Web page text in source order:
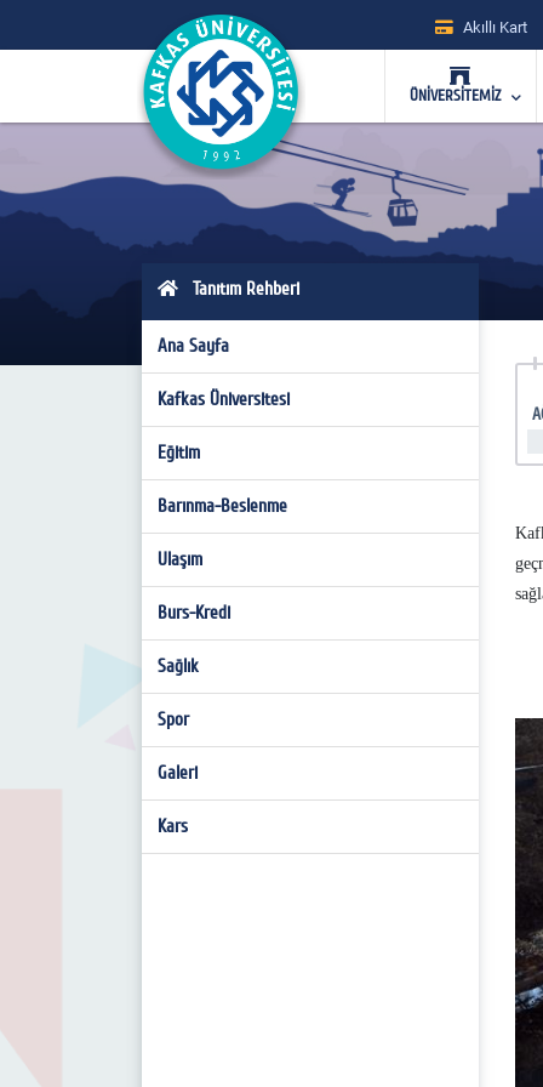
Akıllı Kart
ÜNİVERSİTEMİZ
Tanıtım Rehberi
Ana Sayfa
Kafkas Üniversitesi
Eğitim
Barınma-Beslenme
Ulaşım
Burs-Kredi
Sağlık
Spor
Galeri
Kars